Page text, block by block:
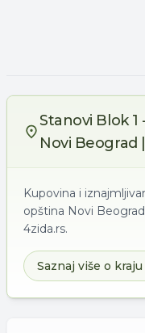
Stanovi Blok
Novi Beograd
Kupovina i
opština Novi
4zida.rs.
Saznaj više o kraju